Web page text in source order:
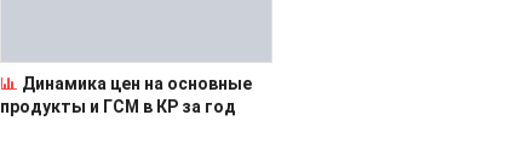
Динамика цен на основные
продукты и ГСМ в КР за год